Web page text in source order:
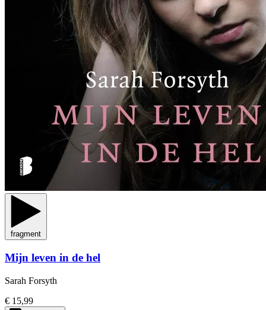
fragment
Mijn leven in de hel
Sarah Forsyth
€ 15,99